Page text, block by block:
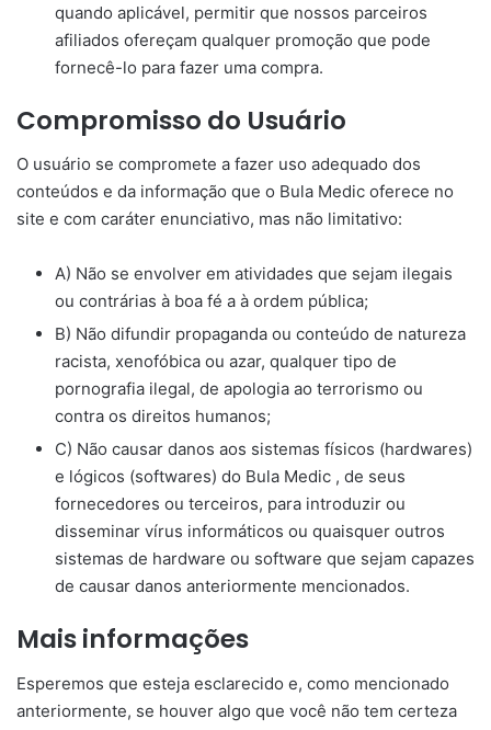
quando aplicável, permitir que nossos parceiros
afiliados ofereçam qualquer promoção que pode
fornecê-lo para fazer uma compra.
Compromisso do Usuário
O usuário se compromete a fazer uso adequado dos
conteúdos e da informação que o Bula Medic oferece no
site e com caráter enunciativo, mas não limitativo:
A) Não se envolver em atividades que sejam ilegais
ou contrárias à boa fé a à ordem pública;
B) Não difundir propaganda ou conteúdo de natureza
racista, xenofóbica ou azar, qualquer tipo de
pornografia ilegal, de apologia ao terrorismo ou
contra os direitos humanos;
C) Não causar danos aos sistemas físicos (hardwares)
e lógicos (softwares) do Bula Medic , de seus
fornecedores ou terceiros, para introduzir ou
disseminar vírus informáticos ou quaisquer outros
sistemas de hardware ou software que sejam capazes
de causar danos anteriormente mencionados.
Mais informações
Esperemos que esteja esclarecido e, como mencionado
anteriormente, se houver algo que você não tem certeza